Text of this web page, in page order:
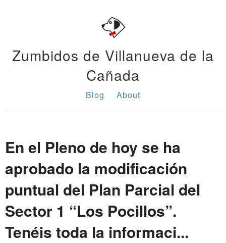
Zumbidos de Villanueva de la
Cañada
Blog About
En el Pleno de hoy se ha
aprobado la modificación
puntual del Plan Parcial del
Sector 1 “Los Pocillos”.
Tenéis toda la informaci...